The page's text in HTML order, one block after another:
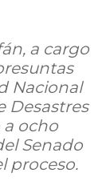
a cargo
Nacional
Desastres
a ocho
Senado
proceso.